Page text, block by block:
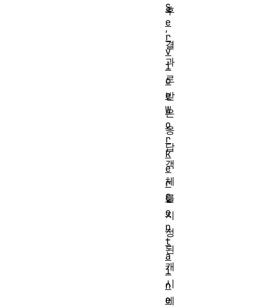
후
,
결
과
로
받
은
응
답
객
체
를
지
정
된
캐
시
에
S
e
r
v
i
c
e
W
o
r
k
e
r
C
o
n
t
a
i
n
e